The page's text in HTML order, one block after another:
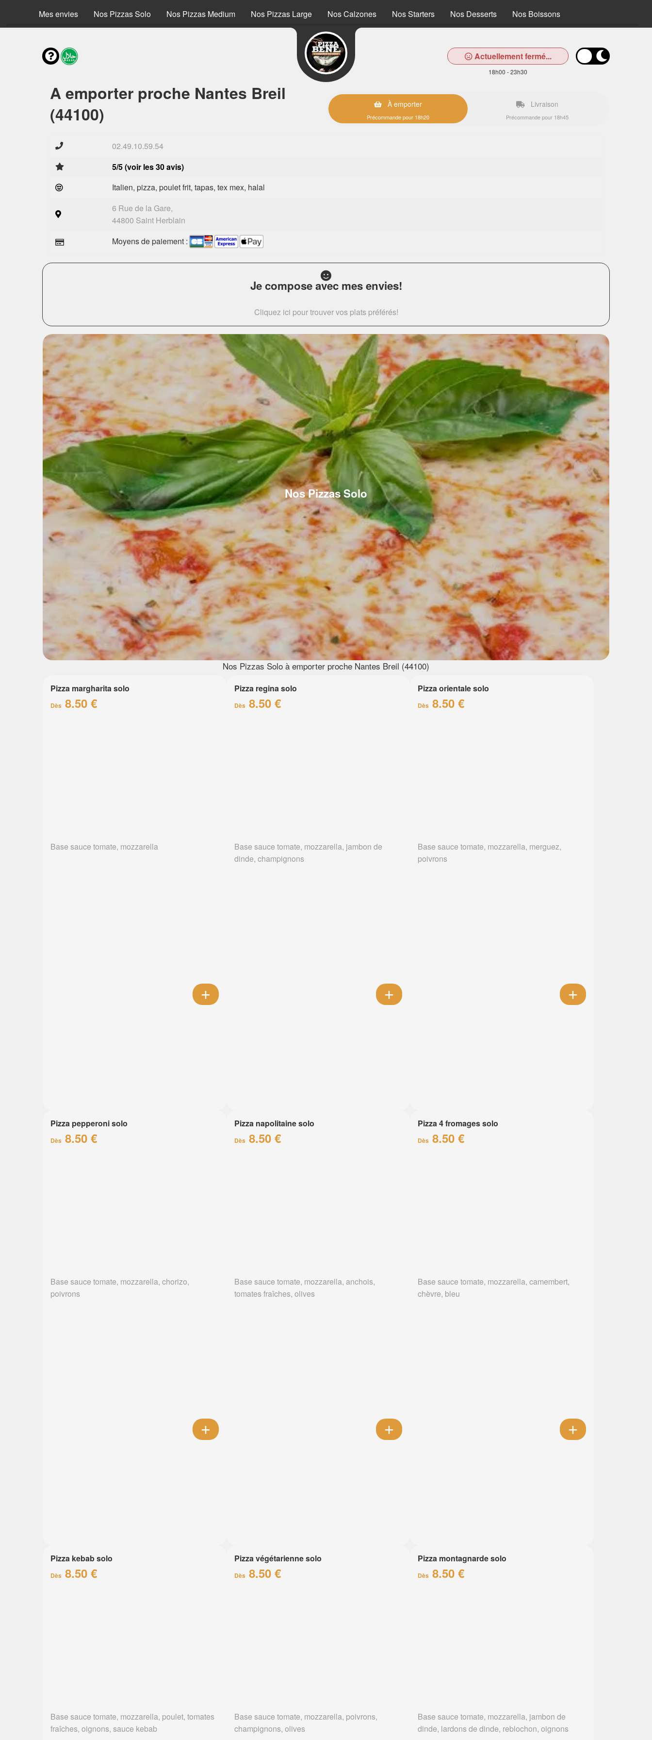
Mes envies Nos Pizzas Solo Nos Pizzas Medium Nos Pizzas Large Nos Calzones Nos Starters Nos Desserts Nos Boissons
Actuellement fermé...
18h00 - 23h30
A emporter proche Nantes Breil
(44100)
À emporter
Précommande pour 18h20
Livraison
Précommande pour 18h45
02.49.10.59.54
5/5 (voir les 30 avis)
Italien, pizza, poulet frit, tapas, tex mex, halal
6 Rue de la Gare,
44800 Saint Herblain
Moyens de paiement :
Je compose avec mes envies!
Cliquez ici pour trouver vos plats préférés!
Nos Pizzas Solo
Nos Pizzas Solo à emporter proche Nantes Breil (44100)
Pizza margharita solo
Dès 8.50 €
Base sauce tomate, mozzarella
Pizza regina solo
Dès 8.50 €
Base sauce tomate, mozzarella, jambon de
dinde, champignons
Pizza orientale solo
Dès 8.50 €
Base sauce tomate, mozzarella, merguez,
poivrons
Pizza pepperoni solo
Dès 8.50 €
Base sauce tomate, mozzarella, chorizo,
poivrons
Pizza napolitaine solo
Dès 8.50 €
Base sauce tomate, mozzarella, anchois,
tomates fraîches, olives
Pizza 4 fromages solo
Dès 8.50 €
Base sauce tomate, mozzarella, camembert,
chèvre, bleu
Pizza kebab solo
Dès 8.50 €
Base sauce tomate, mozzarella, poulet, tomates
fraîches, oignons, sauce kebab
Pizza végétarienne solo
Dès 8.50 €
Base sauce tomate, mozzarella, poivrons,
champignons, olives
Pizza montagnarde solo
Dès 8.50 €
Base sauce tomate, mozzarella, jambon de
dinde, lardons de dinde, reblochon, oignons